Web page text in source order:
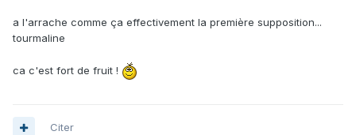
a l'arrache comme ça effectivement la première supposition...
tourmaline
ca c'est fort de fruit !
Citer